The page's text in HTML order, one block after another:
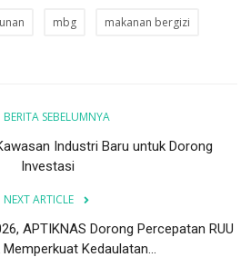
mbg makanan bergizi
BERITA SEBELUMNYA
Industri Baru untuk Dorong
Investasi
NEXT ARTICLE
APTIKNAS Dorong Percepatan RUU
Kedaulatan...